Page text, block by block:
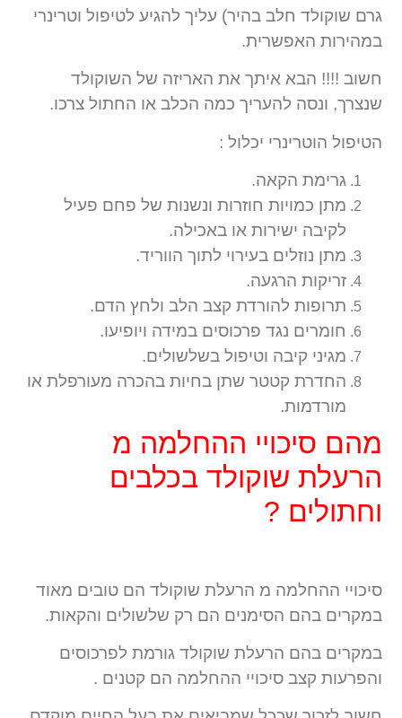
גרם שוקולד חלב בהיר) עליך להגיע לטיפול וטרינרי
במהירות האפשרית.
חשוב !!!! הבא איתך את האריזה של השוקולד
שנצרך, ונסה להעריך כמה הכלב או החתול צרכו.
הטיפול הוטרינרי יכלול :
גרימת הקאה.
מתן כמויות חוזרות ונשנות של פחם פעיל
לקיבה ישירות או באכילה.
מתן נוזלים בעירוי לתוך הווריד.
זריקות הרגעה.
תרופות להורדת קצב הלב ולחץ הדם.
חומרים נגד פרכוסים במידה ויופיעו.
מגיני קיבה וטיפול בשלשולים.
החדרת קטטר שתן בחיות בהכרה מעורפלת או
מורדמות.
מהם סיכויי ההחלמה מ
הרעלת שוקולד בכלבים
וחתולים ?
סיכויי ההחלמה מ הרעלת שוקולד הם טובים מאוד
במקרים בהם הסימנים הם רק שלשולים והקאות.
במקרים בהם הרעלת שוקולד גורמת לפרכוסים
והפרעות קצב סיכויי ההחלמה הם קטנים .